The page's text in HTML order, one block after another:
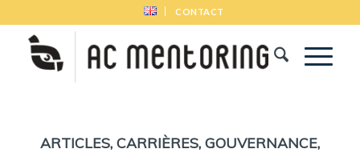
CONTACT
ARTICLES, CARRIÈRES, GOUVERNANCE,